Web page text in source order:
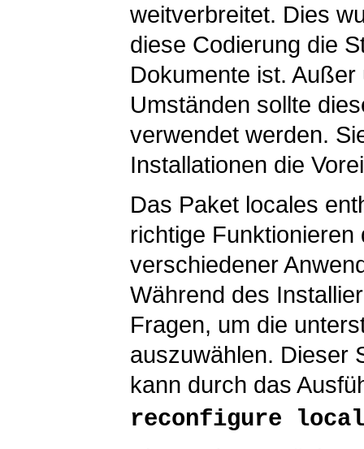
weitverbreitet. Dies
diese Codierung die
Dokumente ist.
Umständen sollte
verwendet werden.
Installationen die
Das Paket locales
richtige Funktionieren
verschiedener
Während des
Fragen, um die
auszuwählen. Dieser
kann durch das
reconfigure